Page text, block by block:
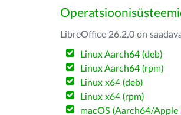
LibreOffice 26.2.0 on
Linux Aarch64 (deb)
Linux Aarch64 (rpm)
Linux x64 (deb)
Linux x64 (rpm)
macOS (Aarch64/Apple